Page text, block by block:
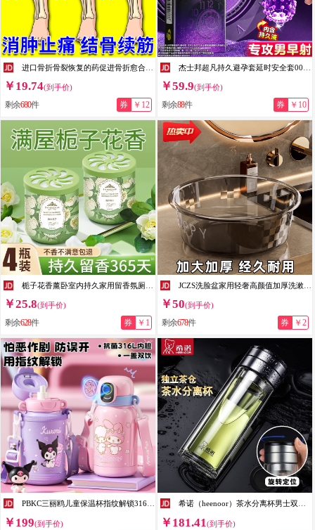
￥19.74(到手价)
剩余680件 券 ￥12
￥59.9(到手价)
剩余88件 券 ￥10
￥25.8(到手价)
剩余628件 券 ￥1
￥50(到手价)
剩余678件 券 ￥2
￥199(到手价) ￥181.41(到手价)